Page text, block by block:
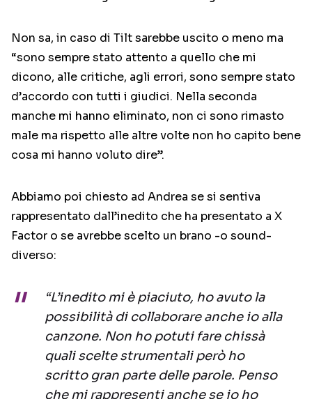
Non sa, in caso di Tilt sarebbe uscito o meno ma
“sono sempre stato attento a quello che mi
dicono, alle critiche, agli errori, sono sempre stato
d’accordo con tutti i giudici. Nella seconda
manche mi hanno eliminato, non ci sono rimasto
male ma rispetto alle altre volte non ho capito bene
cosa mi hanno voluto dire”.
Abbiamo poi chiesto ad Andrea se si sentiva
rappresentato dall’inedito che ha presentato a X
Factor o se avrebbe scelto un brano -o sound-
diverso:
“L’inedito mi è piaciuto, ho avuto la
possibilità di collaborare anche io alla
canzone. Non ho potuti fare chissà
quali scelte strumentali però ho
scritto gran parte delle parole. Penso
che mi rappresenti anche se io ho